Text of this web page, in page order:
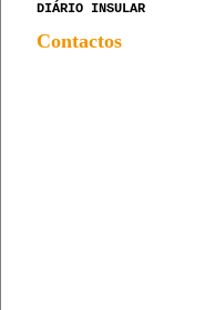
DIÁRIO INSULAR
Contactos